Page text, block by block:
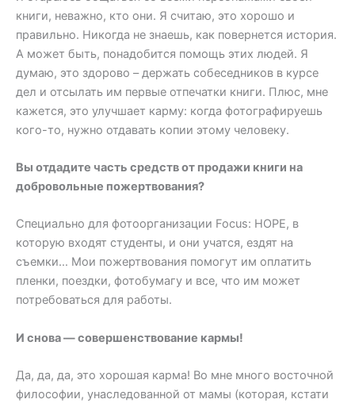
книги, неважно, кто они. Я считаю, это хорошо и
правильно. Никогда не знаешь, как повернется история.
А может быть, понадобится помощь этих людей. Я
думаю, это здорово – держать собеседников в курсе
дел и отсылать им первые отпечатки книги. Плюс, мне
кажется, это улучшает карму: когда фотографируешь
кого-то, нужно отдавать копии этому человеку.
Вы отдадите часть средств от продажи книги на
добровольные пожертвования?
Специально для фотоорганизации Focus: HOPE, в
которую входят студенты, и они учатся, ездят на
съемки… Мои пожертвования помогут им оплатить
пленки, поездки, фотобумагу и все, что им может
потребоваться для работы.
И снова — совершенствование кармы!
Да, да, да, это хорошая карма! Во мне много восточной
философии, унаследованной от мамы (которая, кстати